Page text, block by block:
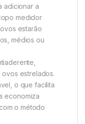
adicionar a
medidor
estarão
médios ou
ovos estrelados.
o que facilita
economiza
o método